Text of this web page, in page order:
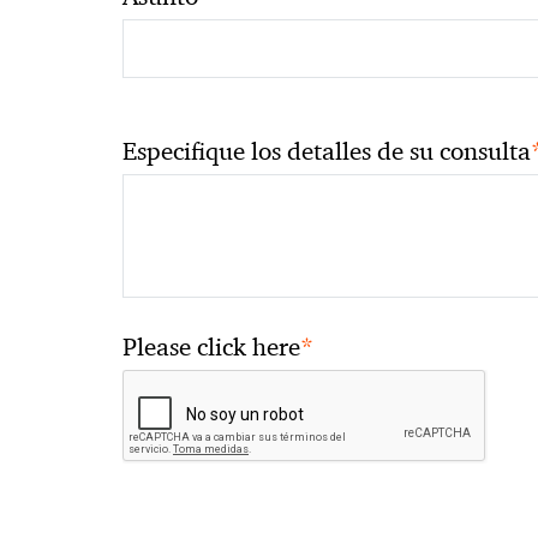
Especifique los detalles de su consulta
Please click here*